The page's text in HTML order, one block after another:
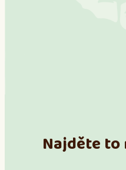
Najděte